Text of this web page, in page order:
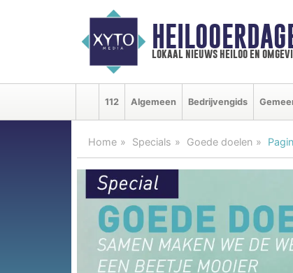
lokaal nieuws heiloo en
112 Algemeen Bedrijvengids
Home Specials Goede doelen